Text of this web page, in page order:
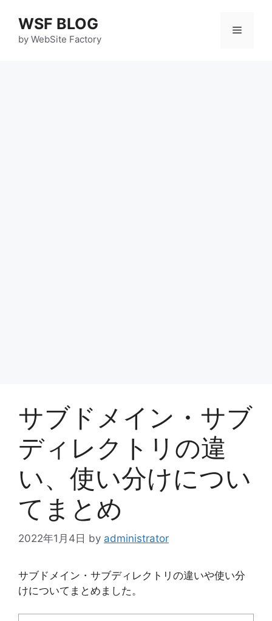
WSF BLOG
by WebSite Factory
メ
サブドメイン・サブ
ディレクトリの違
い、使い分けについ
てまとめ
2022年1月4日 by administrator
サブドメイン・サブディレクトリの違いや使い分
けについてまとめました。